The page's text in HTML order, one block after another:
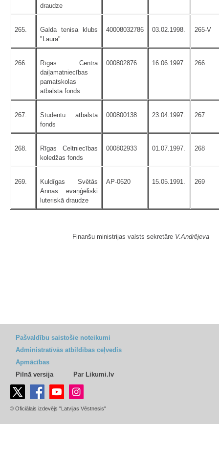
draudze
265.
Galda tenisa klubs
"Laura"
40008032786 03.02.1998. 265-V
266.
Rīgas Centra
daiļamatniecības
pamatskolas
atbalsta fonds
000802876 16.06.1997. 266
267.
Studentu atbalsta
fonds
000800138 23.04.1997. 267
268.
Rīgas Celtniecības
koledžas fonds
000802933 01.07.1997. 268
269.
Kuldīgas Svētās
Annas evaņģēliski
luteriskā draudze
AP-0620 15.05.1991. 269
Finanšu ministrijas valsts sekretāre V.Andrējeva
Pašvaldību saistošie noteikumi
Administratīvās atbildības ceļvedis
Apmācības
Pilnā versija
Par Likumi.lv
© Oficiālais izdevējs "Latvijas Vēstnesis"